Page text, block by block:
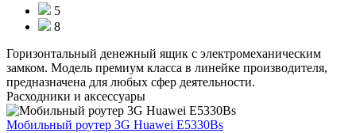
5
8
Горизонтальный денежный ящик с электромеханическим
замком. Модель премиум класса в линейке производителя,
предназначена для любых сфер деятельности.
Расходники и аксессуары
Мобильный роутер 3G Huawei E5330Bs